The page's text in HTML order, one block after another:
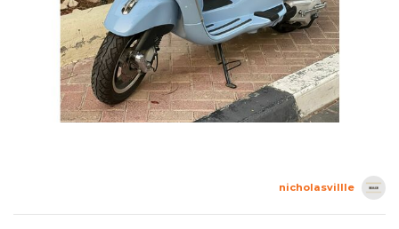
nicholasvillle